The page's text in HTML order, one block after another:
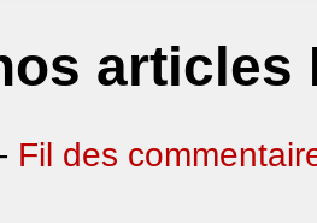
articles
- Fil des